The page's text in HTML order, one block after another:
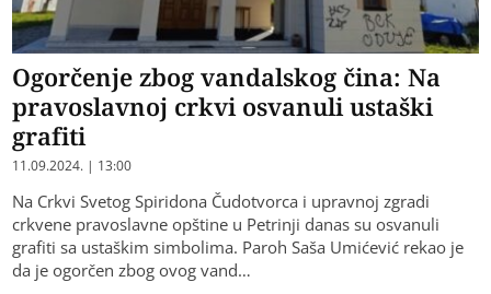
Ogorčenje zbog vandalskog čina: Na
pravoslavnoj crkvi osvanuli ustaški
grafiti
11.09.2024. | 13:00
Na Crkvi Svetog Spiridona Čudotvorca i upravnoj zgradi
crkvene pravoslavne opštine u Petrinji danas su osvanuli
grafiti sa ustaškim simbolima. Paroh Saša Umićević rekao je
da je ogorčen zbog ovog vand…